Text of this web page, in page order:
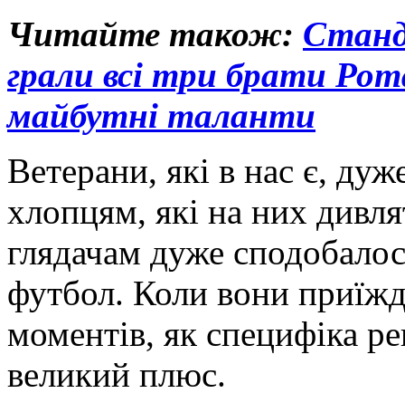
Читайте також:
грали всі три брати
майбутні таланти
Ветерани, які в нас є,
хлопцям, які на них
глядачам дуже
футбол. Коли вони
моментів, як специфіка
великий плюс.